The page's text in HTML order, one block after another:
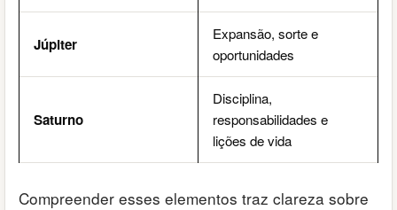
Júpiter
Expansão, sorte e
oportunidades
Saturno
Disciplina,
responsabilidades e
lições de vida
Compreender esses elementos traz clareza sobre